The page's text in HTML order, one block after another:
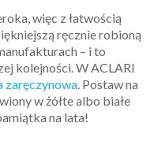
więc z łatwością
ręcznie robioną
– i to
kolejności. W ACLARI
zaręczynowa. Postaw na
w żółte albo białe
na lata!